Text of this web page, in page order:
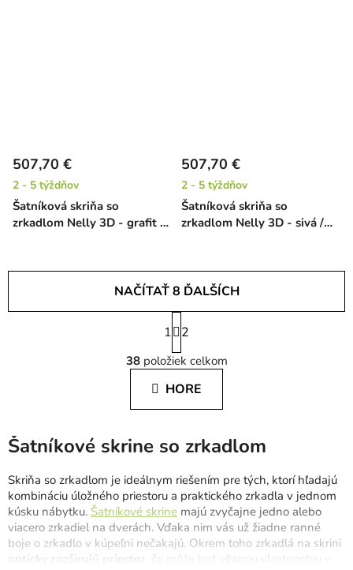
Šatníková skriňa so
zrkadlom Nelly 3D - grafit /
507,70 €
2 - 5 týždňov
Šatníková skriňa so
zrkadlom Nelly 3D - sivá /
507,70 €
2 - 5 týždňov
O
v
l
á
d
c
e
p
r
v
k
NAČÍTAŤ 8 ĎALŠÍCH
S
t
r
á
k
o
a
n
e
1 2
38položiek celkom
HORE
Šatníkové skrine so zrkadlom
Skriňa so zrkadlom je ideálnym riešením pre tých, ktorí hľadajú
kombináciu úložného priestoru a praktického zrkadla v jednom
kúsku nábytku. Šatníkové skrine majú zvyčajne jedno alebo
viacero zrkadiel na dverách. Vďaka nim vás už žiadne ranné
boje o zrkadlo v kúpeľni nečakajú. Okrem toho zrkadlá na skrini
opticky rozširujú priestor
, čo môže byť vítanou vlastnosťou v